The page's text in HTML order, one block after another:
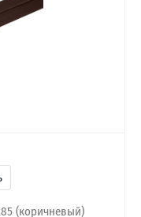
(коричневый)